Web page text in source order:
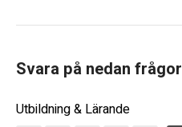
Svara på nedan frågor
Utbildning & Lärande